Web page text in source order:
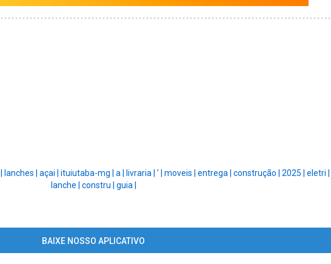
lanches | açai | ituiutaba-mg | a | livraria | ' | moveis | entrega | construção | 2025 | eletri |
lanche | constru | guia |
BAIXE NOSSO APLICATIVO